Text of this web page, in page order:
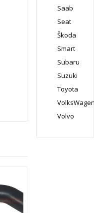
Saab
Seat
Škoda
Smart
Subaru
Suzuki
Toyota
Volvo